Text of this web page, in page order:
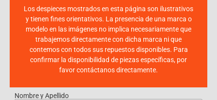
Los despieces mostrados en esta página son ilustrativos
y tienen fines orientativos. La presencia de una marca o
modelo en las imágenes no implica necesariamente que
trabajemos directamente con dicha marca ni que
contemos con todos sus repuestos disponibles. Para
confirmar la disponibilidad de piezas específicas, por
favor contáctanos directamente.
Nombre y Apellido